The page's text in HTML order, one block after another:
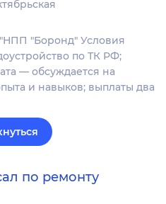
"Боронд" Условия
по ТК РФ;
— обсуждается на
и навыков; выплаты два
по ремонту